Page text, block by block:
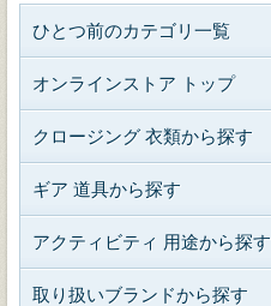
ひとつ前のカテゴリ一覧
オンラインストア トップ
クロージング 衣類から探す
ギア 道具から探す
アクティビティ 用途から探す
取り扱いブランドから探す